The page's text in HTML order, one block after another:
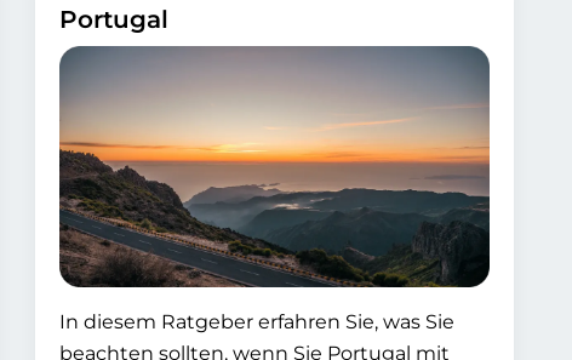
Portugal
In diesem Ratgeber erfahren Sie, was Sie
beachten sollten, wenn Sie Portugal mit